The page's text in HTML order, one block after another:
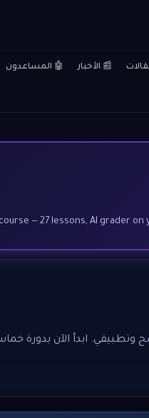
📰 الأخبار 🤖 المساعدون
— 27 lessons, AI grader
ابدأ الآن بدورة